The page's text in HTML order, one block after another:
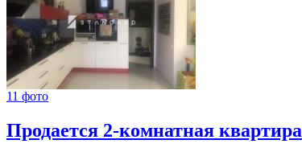
11 фото
Продается 2-комнатная квартира